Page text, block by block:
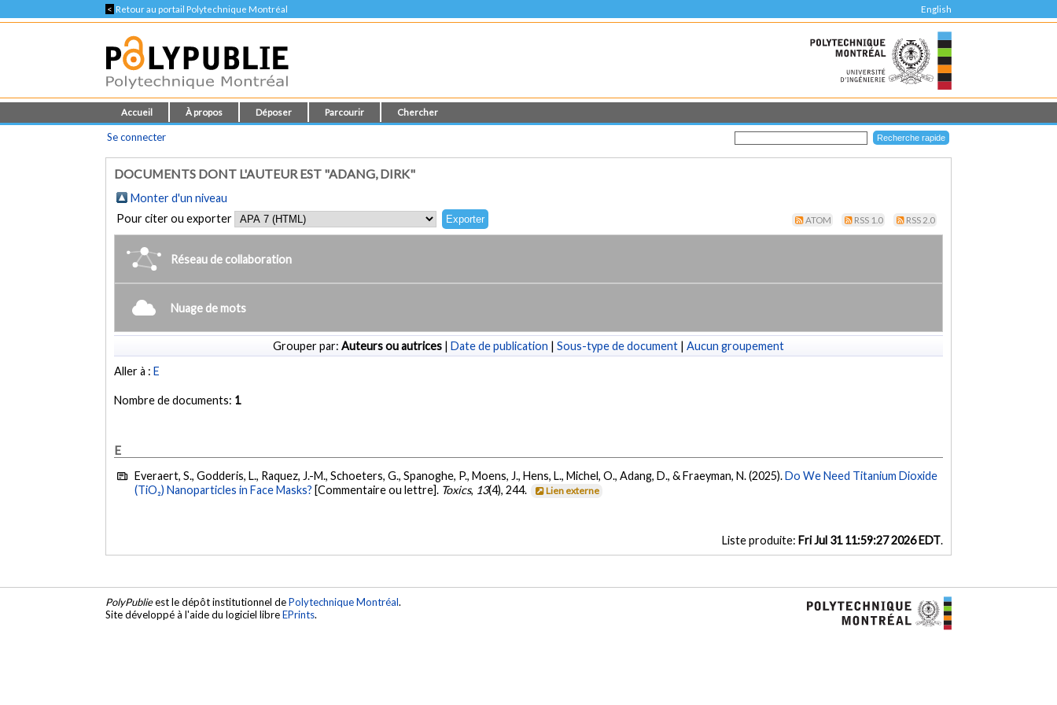
< Retour au portail Polytechnique Montréal English
Accueil À propos Déposer Parcourir Chercher
Se connecter
DOCUMENTS DONT L'AUTEUR EST "ADANG, DIRK"
Monter d'un niveau
Pour citer ou exporter
ATOM RSS 1.0 RSS 2.0
Réseau de collaboration
Nuage de mots
Grouper par: Auteurs ou autrices | Date de publication | Sous-type de document | Aucun groupement
Aller à :E
Nombre de documents: 1
E
Everaert, S., Godderis, L., Raquez, J.-M., Schoeters, G., Spanoghe, P., Moens, J., Hens, L., Michel, O., Adang, D., & Fraeyman, N. (2025).Do We Need Titanium Dioxide
(TiO₂) Nanoparticles in Face Masks? [Commentaire ou lettre]. Toxics, 13(4), 244. Lien externe
Liste produite: Fri Jul 31 11:59:27 2026 EDT.
PolyPublieest le dépôt institutionnel dePolytechnique Montréal.
Site développé à l'aide du logiciel libreEPrints.